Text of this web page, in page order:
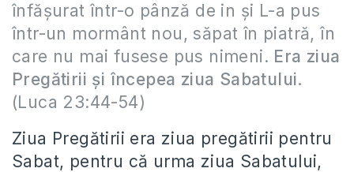
înfăşurat într-o pânză de in şi L-a pus
într-un mormânt nou, săpat în piatră, în
care nu mai fusese pus nimeni. Era ziua
Pregătirii şi începea ziua Sabatului.
(Luca 23:44-54)
Ziua Pregătirii era ziua pregătirii pentru
Sabat, pentru că urma ziua Sabatului,